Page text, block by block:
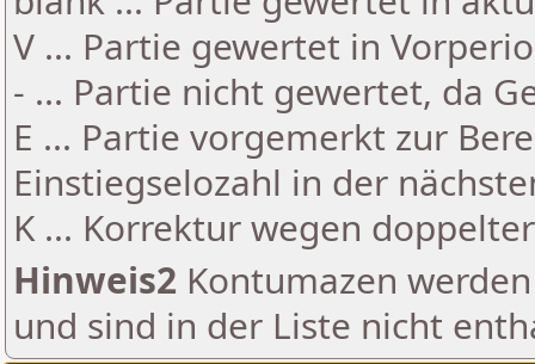
V ... Partie gewertet in
- ... Partie nicht gewertet, da
E ... Partie vorgemerkt zur
Einstiegselozahl in der
K ... Korrektur wegen
Hinweis2 Kontumazen
und sind in der Liste nicht